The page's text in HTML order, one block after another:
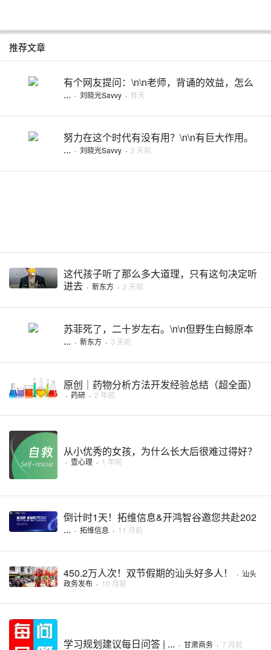
推荐文章
有个网友提问：\n\n老师，背诵的效益，怎么
... · 刘晓光Savvy · 昨天
努力在这个时代有没有用？\n\n有巨大作用。
... · 刘晓光Savvy · 2 天前
这代孩子听了那么多大道理，只有这句决定听
进去 · 新东方 · 2 天前
苏菲死了，二十岁左右。\n\n但野生白鲸原本
... · 新东方 · 3 天前
原创｜药物分析方法开发经验总结（超全面）
· 药研 · 2 年前
从小优秀的女孩，为什么长大后很难过得好？
· 壹心理 · 1 年前
倒计时1天！拓维信息&开鸿智谷邀您共赴202
... · 拓维信息 · 11 月前
450.2万人次！双节假期的汕头好多人！ · 汕头
政务发布 · 10 月前
学习规划建议每日问答 | ... · 甘肃商务 · 7 月前